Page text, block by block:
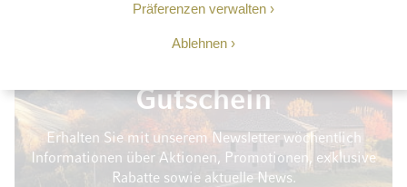
Präferenzen verwalten
Ablehnen
Gutschein
Erhalten Sie mit unserem Newsletter wöchentlich
Informationen über Aktionen, Promotionen, exklusive
Rabatte sowie aktuelle News.